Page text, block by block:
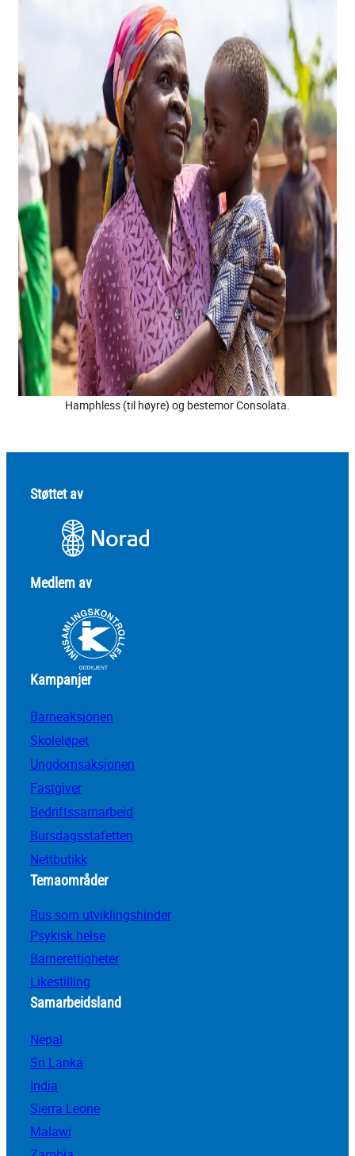
Hamphless (til høyre) og bestemor Consolata.
Støttet av
Medlem av
Kampanjer
Barneaksjonen
Skoleløpet
Ungdomsaksjonen
Fastgiver
Bedriftssamarbeid
Bursdagsstafetten
Nettbutikk
Temaområder
Rus som utviklingshinder
Psykisk helse
Barnerettigheter
Likestilling
Samarbeidsland
Nepal
Sri Lanka
India
Sierra Leone
Malawi